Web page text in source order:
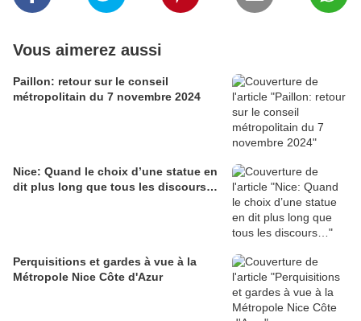
Vous aimerez aussi
Paillon: retour sur le conseil
métropolitain du 7 novembre 2024
Nice: Quand le choix d’une statue en
dit plus long que tous les discours…
Perquisitions et gardes à vue à la
Métropole Nice Côte d'Azur